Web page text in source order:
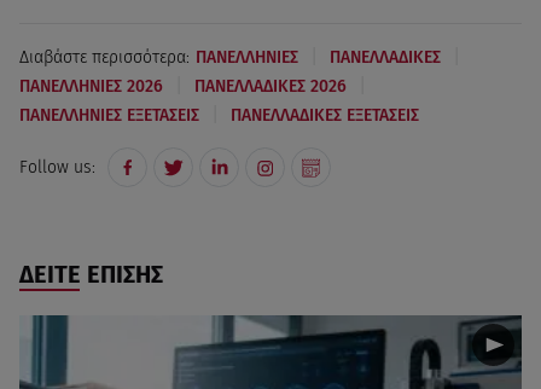
Διαβάστε περισσότερα: ΠΑΝΕΛΛΗΝΙΕΣ ΠΑΝΕΛΛΑΔΙΚΕΣ
ΠΑΝΕΛΛΗΝΙΕΣ 2026 ΠΑΝΕΛΛΑΔΙΚΕΣ 2026
ΠΑΝΕΛΛΗΝΙΕΣ ΕΞΕΤΑΣΕΙΣ ΠΑΝΕΛΛΑΔΙΚΕΣ ΕΞΕΤΑΣΕΙΣ
Follow us:
ΔΕΙΤΕ ΕΠΙΣΗΣ